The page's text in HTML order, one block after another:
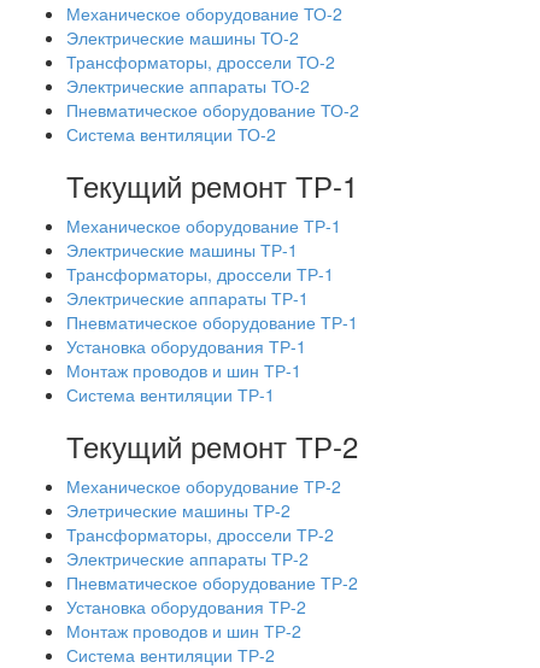
Механическое оборудование ТО-2
Электрические машины ТО-2
Трансформаторы, дроссели ТО-2
Электрические аппараты ТО-2
Пневматическое оборудование ТО-2
Система вентиляции ТО-2
Текущий ремонт ТР-1
Механическое оборудование ТР-1
Электрические машины ТР-1
Трансформаторы, дроссели ТР-1
Электрические аппараты ТР-1
Пневматическое оборудование ТР-1
Установка оборудования ТР-1
Монтаж проводов и шин ТР-1
Система вентиляции ТР-1
Текущий ремонт ТР-2
Механическое оборудование ТР-2
Элетрические машины ТР-2
Трансформаторы, дроссели ТР-2
Электрические аппараты ТР-2
Пневматическое оборудование ТР-2
Установка оборудования ТР-2
Монтаж проводов и шин ТР-2
Система вентиляции ТР-2